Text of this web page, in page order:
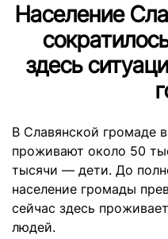
Население
здесь
В Славянской громаде
проживают около 50
тысячи — дети. До
население громады
сейчас здесь
людей.